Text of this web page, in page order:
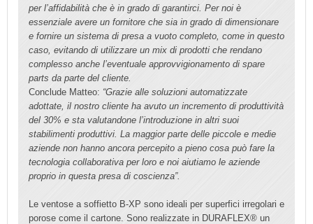
per l’affidabilità che è in grado di garantirci. Per noi è
essenziale avere un fornitore che sia in grado di dimensionare
e fornire un sistema di presa a vuoto completo, come in questo
caso, evitando di utilizzare un mix di prodotti che rendano
complesso anche l’eventuale approvvigionamento di spare
parts da parte del cliente.
Conclude Matteo: “Grazie alle soluzioni automatizzate
adottate, il nostro cliente ha avuto un incremento di produttività
del 30% e sta valutandone l’introduzione in altri suoi
stabilimenti produttivi. La maggior parte delle piccole e medie
aziende non hanno ancora percepito a pieno cosa può fare la
tecnologia collaborativa per loro e noi aiutiamo le aziende
proprio in questa presa di coscienza”.
Le ventose a soffietto B-XP sono ideali per superfici irregolari e
porose come il cartone. Sono realizzate in DURAFLEX® un